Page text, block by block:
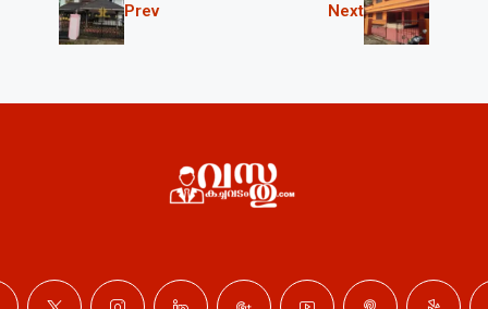
Prev Next